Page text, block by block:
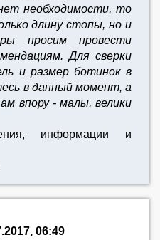
необходимости, то
длину стопы, но и
просим провести
Для сверки
и размер ботинок в
в данный момент, а
впору - малы, велики
информации и
06:49